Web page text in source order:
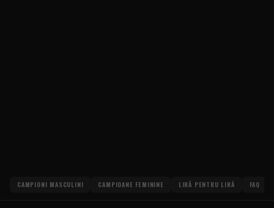
CAMPIONI MASCULINI CAMPIOANE FEMININE LIRĂ PENTRU LIRĂ FAQ